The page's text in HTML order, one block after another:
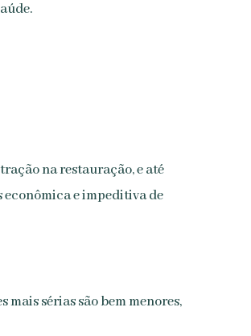
na restauração, e até
econômica e impeditiva de
sérias são bem menores,